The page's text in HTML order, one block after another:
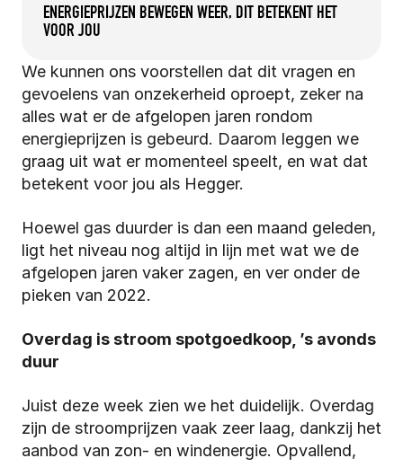
ENERGIEPRIJZEN BEWEGEN WEER, DIT BETEKENT HET
VOOR JOU
We kunnen ons voorstellen dat dit vragen en
gevoelens van onzekerheid oproept, zeker na
alles wat er de afgelopen jaren rondom
energieprijzen is gebeurd. Daarom leggen we
graag uit wat er momenteel speelt, en wat dat
betekent voor jou als Hegger.
Hoewel gas duurder is dan een maand geleden,
ligt het niveau nog altijd in lijn met wat we de
afgelopen jaren vaker zagen, en ver onder de
pieken van 2022.
Overdag is stroom spotgoedkoop, ’s avonds
duur
Juist deze week zien we het duidelijk. Overdag
zijn de stroomprijzen vaak zeer laag, dankzij het
aanbod van zon- en windenergie. Opvallend,